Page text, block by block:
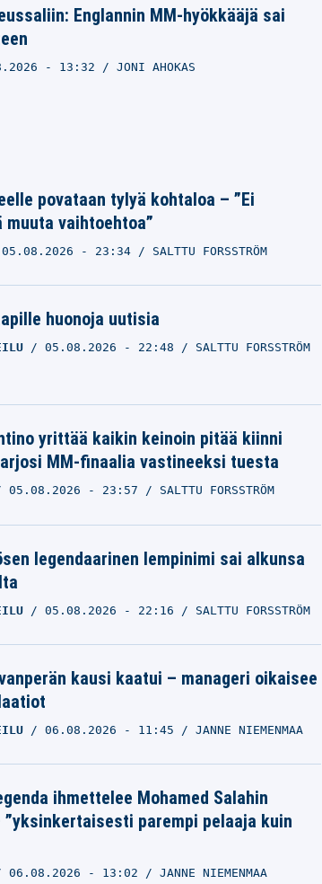
Englannin MM-hyökkääjä sai
- 13:32 JONI AHOKAS
povataan tylyä kohtaloa – ”Ei
vaihtoehtoa”
05.08.2026 - 23:34 SALTTU FORSSTRÖM
huonoja uutisia
05.08.2026 - 22:48 SALTTU FORSSTRÖM
yrittää kaikin keinoin pitää kiinni
MM-finaalia vastineeksi tuesta
05.08.2026 - 23:57 SALTTU FORSSTRÖM
legendaarinen lempinimi sai alkunsa
05.08.2026 - 22:16 SALTTU FORSSTRÖM
kausi kaatui – manageri oikaisee
06.08.2026 - 11:45 JANNE NIEMENMAA
ihmettelee Mohamed Salahin
parempi pelaaja kuin
06.08.2026 - 13:02 JANNE NIEMENMAA